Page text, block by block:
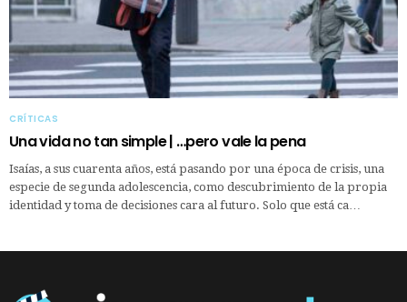
CRÍTICAS
Una vida no tan simple | …pero vale la pena
Isaías, a sus cuarenta años, está pasando por una época de crisis, una
especie de segunda adolescencia, como descubrimiento de la propia
identidad y toma de decisiones cara al futuro. Solo que está ca…